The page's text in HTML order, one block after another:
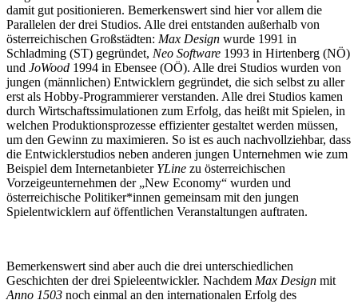
damit gut positionieren. Bemerkenswert sind hier vor allem die
Parallelen der drei Studios. Alle drei entstanden außerhalb von
österreichischen Großstädten: Max Design wurde 1991 in
Schladming (ST) gegründet, Neo Software 1993 in Hirtenberg (NÖ)
und JoWood 1994 in Ebensee (OÖ). Alle drei Studios wurden von
jungen (männlichen) Entwicklern gegründet, die sich selbst zu aller
erst als Hobby-Programmierer verstanden. Alle drei Studios kamen
durch Wirtschaftssimulationen zum Erfolg, das heißt mit Spielen, in
welchen Produktionsprozesse effizienter gestaltet werden müssen,
um den Gewinn zu maximieren. So ist es auch nachvollziehbar, dass
die Entwicklerstudios neben anderen jungen Unternehmen wie zum
Beispiel dem Internetanbieter YLine zu österreichischen
Vorzeigeunternehmen der „New Economy“ wurden und
österreichische Politiker*innen gemeinsam mit den jungen
Spielentwicklern auf öffentlichen Veranstaltungen auftraten.
Bemerkenswert sind aber auch die drei unterschiedlichen
Geschichten der drei Spieleentwickler. Nachdem Max Design mit
Anno 1503 noch einmal an den internationalen Erfolg des